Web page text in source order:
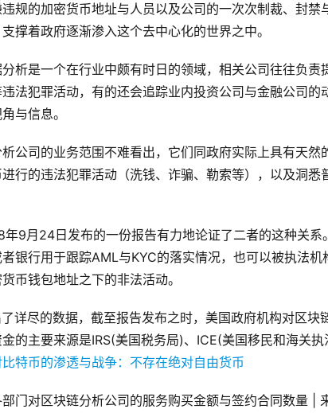
规的加密货币地址与人员以及公司的一次次制裁、封
撑着政府逐渐渗入这个去中心化的世界之中。
析是一个在行业中颇有时日的领域，相关公司往往负
法犯罪活动，有的还会追踪业内投资公司与金融公司
与信息。
析公司的业务范围不难看出，它们同政府实际上具有天
行的违法犯罪活动（洗钱、诈骗、勒索等），以及洞
年9月24日发布的一份报告有力地论证了二者的这种关
银行用于跟踪AML与KYC的落实情况，也可以被执法
币钱包地址之下的非法活动。
详尽的数据，截至报告发布之时，美国政府机构对区
的主要来源是IRS(美国税务局)、ICE(美国移民和海关执
门对区块链分析公司的服务购买金额与签约合同数量 |